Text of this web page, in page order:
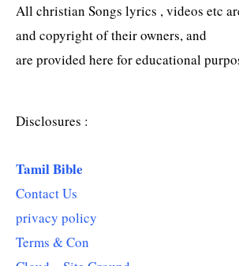
All christian Songs lyrics , videos etc
and copyright of their owners, and
are provided here for educational
Disclosures :
Tamil Bible
Contact Us
privacy policy
Terms & Con